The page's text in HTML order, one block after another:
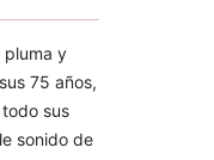
pluma y
75 años,
sus
sonido de